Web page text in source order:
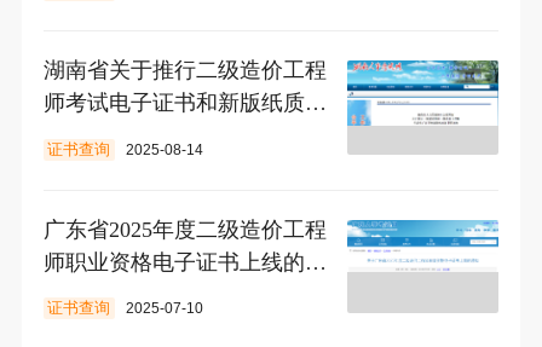
湖南省关于推行二级造价工程
师考试电子证书和新版纸质证
书通知
证书查询 2025-08-14
广东省2025年度二级造价工程
师职业资格电子证书上线的通
知
证书查询 2025-07-10